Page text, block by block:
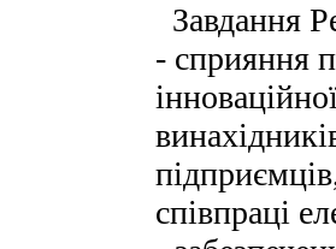
Завдання
- сприяння
співпраці